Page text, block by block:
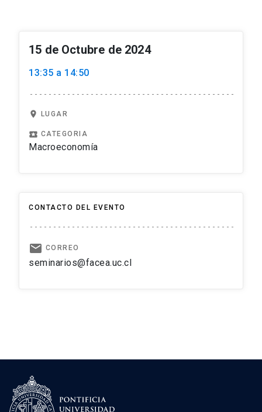
15 de Octubre de 2024
13:35 a 14:50
location_on LUGAR
local_play CATEGORIA
Macroeconomía
CONTACTO DEL EVENTO
email CORREO
seminarios@facea.uc.cl